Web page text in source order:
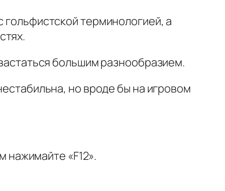
терминологией, а
большим разнообразием.
но вроде бы на игровом
нажимайте «F12».